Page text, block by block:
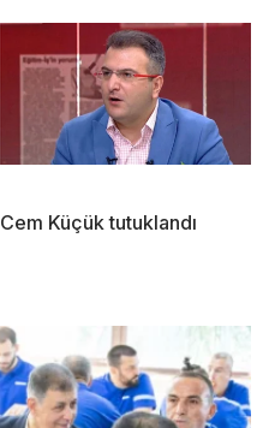
Cem Küçük tutuklandı